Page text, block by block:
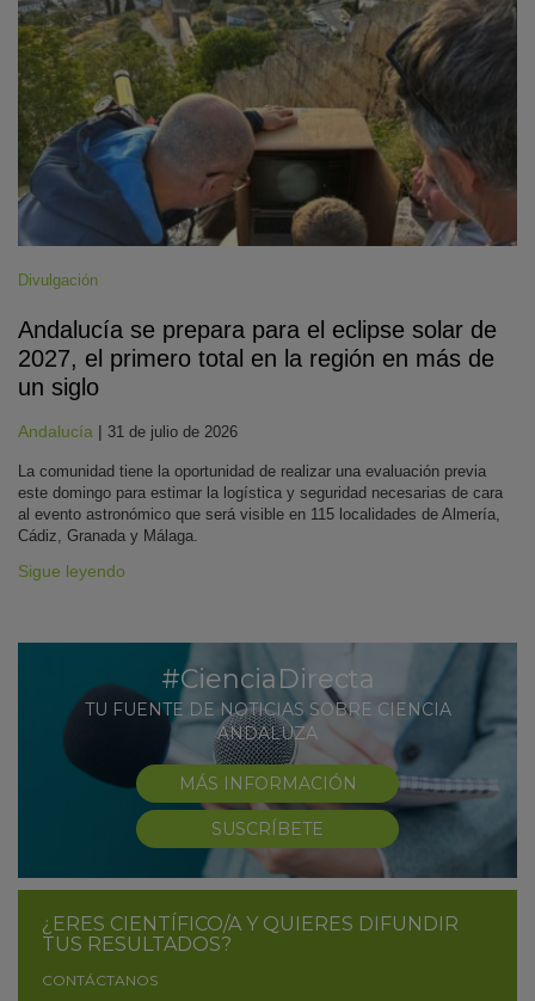
Divulgación
Andalucía se prepara para el eclipse solar de
2027, el primero total en la región en más de
un siglo
Andalucía | 31 de julio de 2026
La comunidad tiene la oportunidad de realizar una evaluación previa
este domingo para estimar la logística y seguridad necesarias de cara
al evento astronómico que será visible en 115 localidades de Almería,
Cádiz, Granada y Málaga.
Sigue leyendo
#CienciaDirecta
TU FUENTE DE NOTICIAS SOBRE CIENCIA
ANDALUZA
MÁS INFORMACIÓN
SUSCRÍBETE
¿ERES CIENTÍFICO/A Y QUIERES DIFUNDIR
TUS RESULTADOS?
CONTÁCTANOS